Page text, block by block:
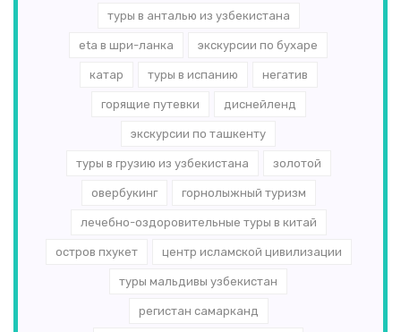
туры в анталью из узбекистана
eta в шри-ланка экскурсии по бухаре
катар туры в испанию негатив
горящие путевки диснейленд
экскурсии по ташкенту
туры в грузию из узбекистана золотой
овербукинг горнолыжный туризм
лечебно-оздоровительные туры в китай
остров пхукет центр исламской цивилизации
туры мальдивы узбекистан
регистан самарканд